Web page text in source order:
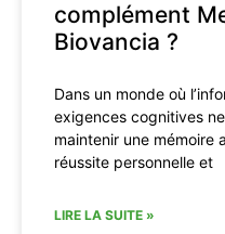
complément
Biovancia ?
Dans un monde où
exigences cognitives
maintenir une mémoire
réussite personnelle et
LIRE LA SUITE »